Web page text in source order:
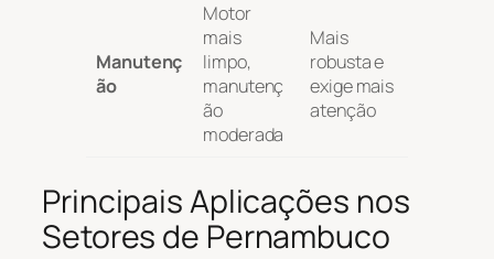
Manutenç
ão
Motor
mais
limpo,
manutenç
ão
moderada
Mais
robusta e
exige mais
atenção
Principais Aplicações nos
Setores de Pernambuco